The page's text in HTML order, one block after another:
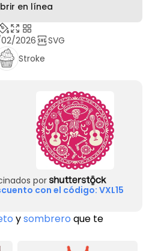
en línea
2026
SVG
Stroke
por
con el código: VXL15
ysombrero que te